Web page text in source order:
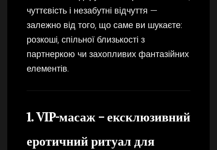
чуттєвість і незабутні відчуття —
залежно від того, що саме ви шукаєте:
розкоші, спільної близькості з
партнеркою чи захопливих фантазійних
елементів.
1. VIP-масаж – ексклюзивний
еротичний ритуал для